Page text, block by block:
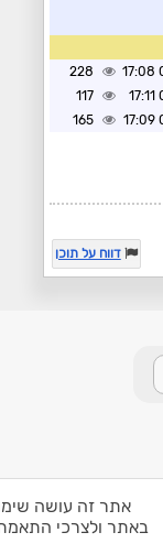
אתר זה עושה
באתר ולצרכי
228
117
165
דווח על תוכן
אודות האתר פרטיות